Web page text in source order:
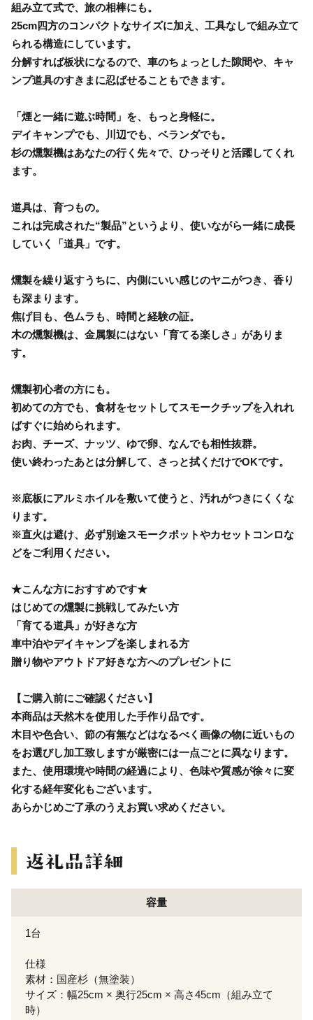
組み立て式で、旅の相棒にも。
25cm四方のコンパクトなサイズに加え、工具なしで組み立て
られる構造にしています。
分解すれば板状になるので、車のちょっとした隙間や、キャ
ンプ道具のすきまに忍ばせることもできます。
「煙と一緒に遊ぶ時間」を、もっと身軽に。
デイキャンプでも、川辺でも、ベランダでも。
杉の燻製機はあなたの行く先々で、ひっそりと活躍してくれ
ます。
道具は、育つもの。
これは完成された“製品”というより、使いながら一緒に成長
していく「道具」です。
燻製を繰り返すうちに、内側にいい感じのヤニがつき、香り
も深まります。
焦げ目も、色ムラも、時間と経験の証。
木の燻製機は、金属製にはない「育てる楽しさ」がありま
す。
燻製初心者の方にも。
初めての方でも、食材をセットしてスモークチップを入れれ
ばすぐに始められます。
お肉、チーズ、ナッツ、ゆで卵、なんでも相性抜群。
使い終わったあとは分解して、さっと拭くだけでOKです。
※底板にアルミホイルを敷いて使うと、汚れがつきにくくな
ります。
※直火は避け、必ず別途スモークポットやカセットコンロな
どをご利用ください。
★こんな方におすすめです★
はじめての燻製に挑戦してみたい方
「育てる道具」が好きな方
車中泊やデイキャンプを楽しまれる方
贈り物やアウトドア好きな方へのプレゼントに
【ご購入前にご確認ください】
本商品は天然木を使用した手作り品です。
木目や色合い、節の有無などはなるべく画像の物に近いもの
をお選びし加工致しますが厳密には一点ごとに異なります。
また、使用環境や時間の経過により、色味や質感が徐々に変
化する経年変化もございます。
あらかじめご了承のうえお買い求めください。
容量
1台
仕様
素材：国産杉（無塗装）
サイズ：幅25cm × 奥行25cm × 高さ45cm（組み立て
時）